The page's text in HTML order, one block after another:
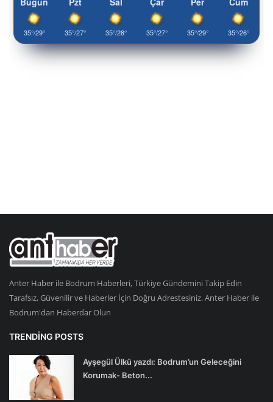
Anter Haber ile Bodrum Haberleri, Türkiye Gündemini Takip Edin
Tarafsız, Güvenilir ve Haberler İçin Doğru Adrestesiniz. Anter Haber ile
Bodrum'dan Haberdar Olun
TRENDING POSTS
Ayşegül Ülkü yazdı: Bodrum’un Geleceğini
Korumak- Beton...